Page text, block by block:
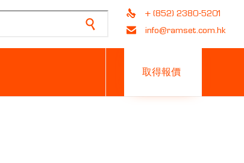
+ (852) 2380-5201
info@ramset.com.hk
取得報價